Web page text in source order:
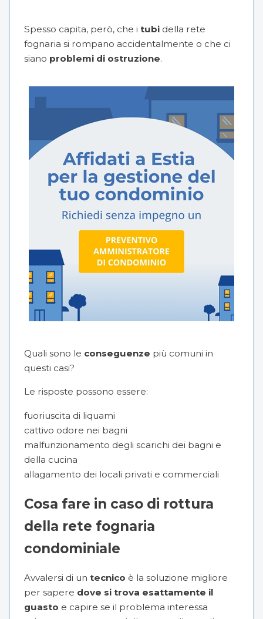
Spesso capita, però, che i tubi della rete
fognaria si rompano accidentalmente o che ci
siano problemi di ostruzione.
Quali sono le conseguenze più comuni in
questi casi?
Le risposte possono essere:
fuoriuscita di liquami
cattivo odore nei bagni
malfunzionamento degli scarichi dei bagni e
della cucina
allagamento dei locali privati e commerciali
Cosa fare in caso di rottura
della rete fognaria
condominiale
Avvalersi di un tecnico è la soluzione migliore
per sapere dove si trova esattamente il
guasto e capire se il problema interessa